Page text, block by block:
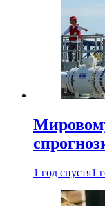
1 год спустя1